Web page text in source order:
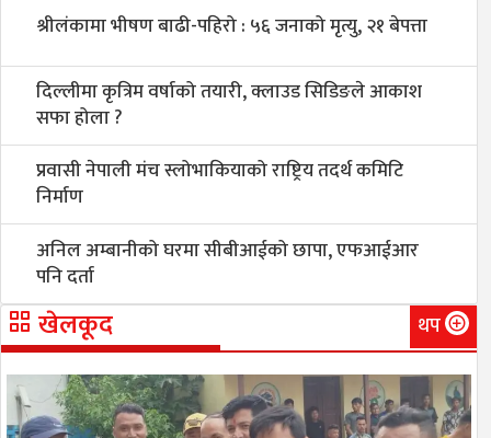
श्रीलंकामा भीषण बाढी-पहिरो : ५६ जनाको मृत्यु, २१ बेपत्ता
दिल्लीमा कृत्रिम वर्षाको तयारी, क्लाउड सिडिङले आकाश
सफा होला ?
प्रवासी नेपाली मंच स्लोभाकियाको राष्ट्रिय तदर्थ कमिटि
निर्माण
अनिल अम्बानीको घरमा सीबीआईको छापा, एफआईआर
पनि दर्ता
खेलकूद थप